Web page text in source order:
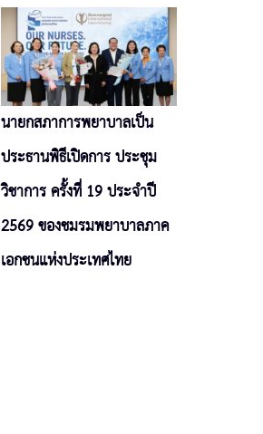
นายกสภาการพยาบาลเป็น
ประธานพิธีเปิดการ ประชุม
วิชาการ ครั้งที่ 19 ประจำปี
2569 ของชมรมพยาบาลภาค
เอกชนแห่งประเทศไทย